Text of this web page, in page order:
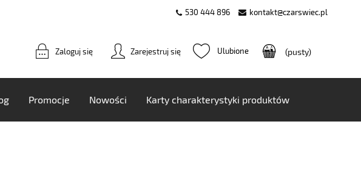
530 444 896 kontakt@czarswiec.pl
Zarejestruj się
Zaloguj się (pusty)
Promocje Nowości Karty charakterystyki produktów